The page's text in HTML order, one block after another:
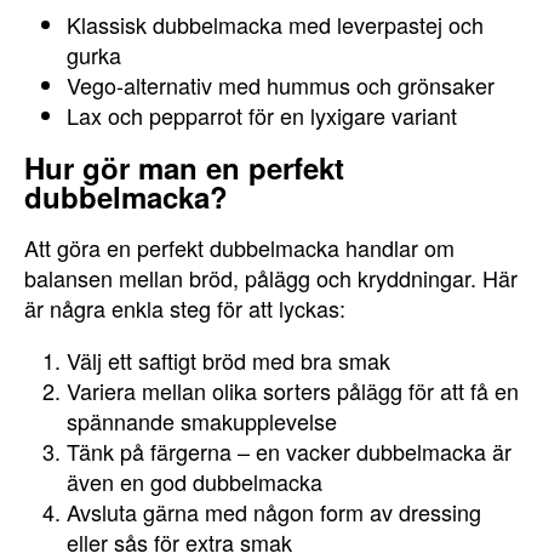
Klassisk dubbelmacka med leverpastej och
gurka
Vego-alternativ med hummus och grönsaker
Lax och pepparrot för en lyxigare variant
Hur gör man en perfekt
dubbelmacka?
Att göra en perfekt dubbelmacka handlar om
balansen mellan bröd, pålägg och kryddningar. Här
är några enkla steg för att lyckas:
Välj ett saftigt bröd med bra smak
Variera mellan olika sorters pålägg för att få en
spännande smakupplevelse
Tänk på färgerna – en vacker dubbelmacka är
även en god dubbelmacka
Avsluta gärna med någon form av dressing
eller sås för extra smak